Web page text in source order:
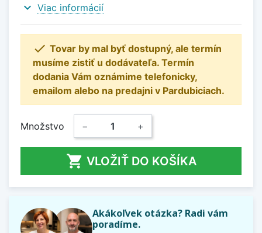
expand_more Viac informácií
 Tovar by mal byť dostupný, ale termín
musíme zistiť u dodávateľa. Termín
dodania Vám oznámime telefonicky,
emailom alebo na predajni v Pardubiciach.
Množstvo − +
 VLOŽIŤ DO KOŠÍKA
Akákoľvek otázka? Radi vám
poradíme.